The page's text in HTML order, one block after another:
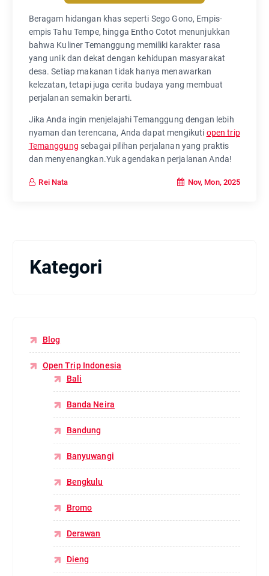
Beragam hidangan khas seperti Sego Gono, Empis-
empis Tahu Tempe, hingga Entho Cotot menunjukkan
bahwa Kuliner Temanggung memiliki karakter rasa
yang unik dan dekat dengan kehidupan masyarakat
desa. Setiap makanan tidak hanya menawarkan
kelezatan, tetapi juga cerita budaya yang membuat
perjalanan semakin berarti.
Jika Anda ingin menjelajahi Temanggung dengan lebih
nyaman dan terencana, Anda dapat mengikuti open trip
Temanggung sebagai pilihan perjalanan yang praktis
dan menyenangkan.Yuk agendakan perjalanan Anda!
Rei Nata Nov, Mon, 2025
Kategori
Blog
Open Trip Indonesia
Bali
Banda Neira
Bandung
Banyuwangi
Bengkulu
Bromo
Derawan
Dieng